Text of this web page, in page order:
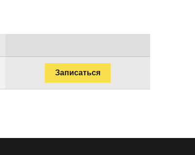
Записаться